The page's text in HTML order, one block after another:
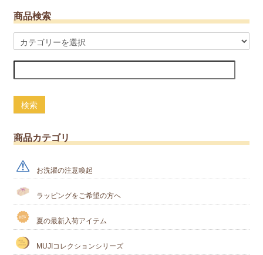
商品検索
検索
商品カテゴリ
お洗濯の注意喚起
ラッピングをご希望の方へ
夏の最新入荷アイテム
MUJIコレクションシリーズ